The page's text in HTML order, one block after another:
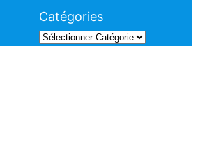
Catégories